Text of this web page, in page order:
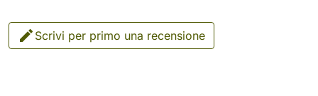
 Scrivi per primo una recensione